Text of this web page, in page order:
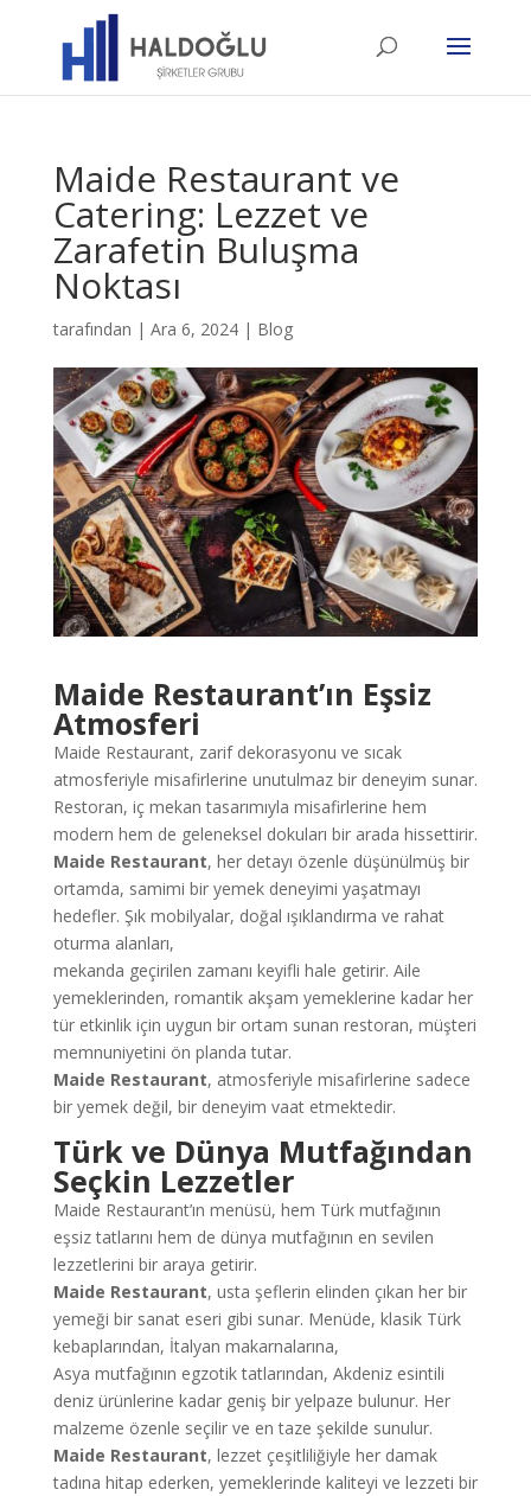
Maide Restaurant ve
Catering: Lezzet ve
Zarafetin Buluşma
Noktası
tarafından | Ara 6, 2024| Blog
Maide Restaurant’ın Eşsiz
Atmosferi
Maide Restaurant, zarif dekorasyonu ve sıcak
atmosferiyle misafirlerine unutulmaz bir deneyim sunar.
Restoran, iç mekan tasarımıyla misafirlerine hem
modern hem de geleneksel dokuları bir arada hissettirir.
Maide Restaurant, her detayı özenle düşünülmüş bir
ortamda, samimi bir yemek deneyimi yaşatmayı
hedefler. Şık mobilyalar, doğal ışıklandırma ve rahat
oturma alanları,
mekanda geçirilen zamanı keyifli hale getirir. Aile
yemeklerinden, romantik akşam yemeklerine kadar her
tür etkinlik için uygun bir ortam sunan restoran, müşteri
memnuniyetini ön planda tutar.
Maide Restaurant, atmosferiyle misafirlerine sadece
bir yemek değil, bir deneyim vaat etmektedir.
Türk ve Dünya Mutfağından
Seçkin Lezzetler
Maide Restaurant’ın menüsü, hem Türk mutfağının
eşsiz tatlarını hem de dünya mutfağının en sevilen
lezzetlerini bir araya getirir.
Maide Restaurant, usta şeflerin elinden çıkan her bir
yemeği bir sanat eseri gibi sunar. Menüde, klasik Türk
kebaplarından, İtalyan makarnalarına,
Asya mutfağının egzotik tatlarından, Akdeniz esintili
deniz ürünlerine kadar geniş bir yelpaze bulunur. Her
malzeme özenle seçilir ve en taze şekilde sunulur.
Maide Restaurant, lezzet çeşitliliğiyle her damak
tadına hitap ederken, yemeklerinde kaliteyi ve lezzeti bir